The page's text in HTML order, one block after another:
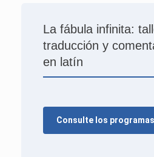
La fábula infinita:
traducción y
en latín
Consulte los